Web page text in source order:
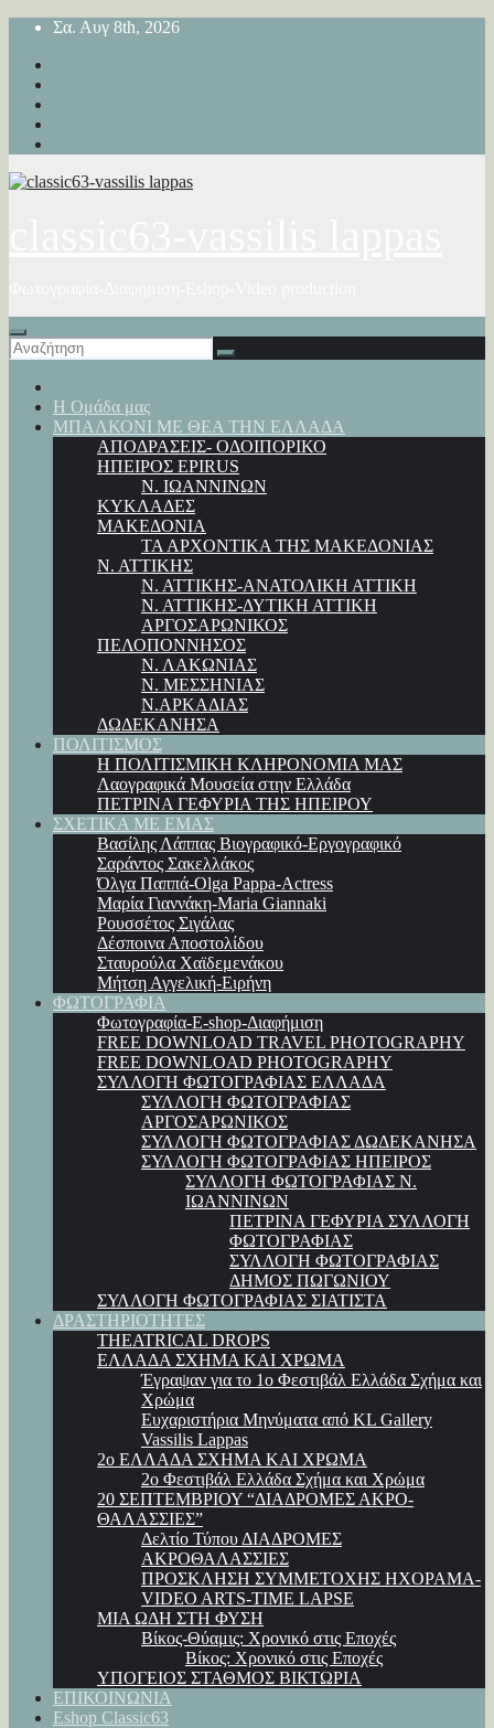
Μετάβαση
περιεχόμενο
Σα. Αυγ 8th, 2026
Η Ομάδα μας
ΜΠΑΛΚΟΝΙ ΜΕ ΘΕΑ ΤΗΝ ΕΛΛΑΔΑ
ΑΠΟΔΡΑΣΕΙΣ- ΟΔΟΙΠΟΡΙΚΟ
ΗΠΕΙΡΟΣ EPIRUS
Ν. ΙΩΑΝΝΙΝΩΝ
ΚΥΚΛΑΔΕΣ
ΜΑΚΕΔΟΝΙΑ
ΤΑ ΑΡΧΟΝΤΙΚΑ ΤΗΣ ΜΑΚΕΔΟΝΙΑΣ
Ν. ΑΤΤΙΚΗΣ
Ν. ΑΤΤΙΚΗΣ-ΑΝΑΤΟΛΙΚΗ ΑΤΤΙΚΗ
Ν. ΑΤΤΙΚΗΣ-ΔΥΤΙΚΗ ΑΤΤΙΚΗ
ΑΡΓΟΣΑΡΩΝΙΚΟΣ
ΠΕΛΟΠΟΝΝΗΣΟΣ
Ν. ΛΑΚΩΝΙΑΣ
Ν. ΜΕΣΣΗΝΙΑΣ
Ν.ΑΡΚΑΔΙΑΣ
ΔΩΔΕΚΑΝΗΣΑ
ΠΟΛΙΤΙΣΜΟΣ
Η ΠΟΛΙΤΙΣΜΙΚΗ ΚΛΗΡΟΝΟΜΙΑ ΜΑΣ
Λαογραφικά Μουσεία στην Ελλάδα
ΠΕΤΡΙΝΑ ΓΕΦΥΡΙΑ ΤΗΣ ΗΠΕΙΡΟΥ
ΣΧΕΤΙΚΑ ΜΕ ΕΜΑΣ
Βασίλης Λάππας Βιογραφικό-Εργογραφικό
Σαράντος Σακελλάκος
Όλγα Παππά-Olga Pappa-Αctress
Μαρία Γιαννάκη-Maria Giannaki
Ρουσσέτος Σιγάλας
Δέσποινα Αποστολίδου
Σταυρούλα Χαϊδεμενάκου
Μήτση Αγγελική-Ειρήνη
ΦΩΤΟΓΡΑΦΙΑ
Φωτογραφία-E-shop-Διαφήμιση
FREE DOWNLOAD TRAVEL PHOTOGRAPHY
FREE DOWNLOAD PHOTOGRAPHY
ΣΥΛΛΟΓΗ ΦΩΤΟΓΡΑΦΙΑΣ ΕΛΛΑΔΑ
ΣΥΛΛΟΓΗ ΦΩΤΟΓΡΑΦΙΑΣ
ΑΡΓΟΣΑΡΩΝΙΚΟΣ
ΣΥΛΛΟΓΗ ΦΩΤΟΓΡΑΦΙΑΣ ΔΩΔΕΚΑΝΗΣΑ
ΣΥΛΛΟΓΗ ΦΩΤΟΓΡΑΦΙΑΣ ΗΠΕΙΡΟΣ
ΣΥΛΛΟΓΗ ΦΩΤΟΓΡΑΦΙΑΣ Ν.
ΙΩΑΝΝΙΝΩΝ
ΠΕΤΡΙΝΑ ΓΕΦΥΡΙΑ ΣΥΛΛΟΓΗ
ΦΩΤΟΓΡΑΦΙΑΣ
ΣΥΛΛΟΓΗ ΦΩΤΟΓΡΑΦΙΑΣ
ΔΗΜΟΣ ΠΩΓΩΝΙΟΥ
ΣΥΛΛΟΓΗ ΦΩΤΟΓΡΑΦΙΑΣ ΣΙΑΤΙΣΤΑ
ΔΡΑΣΤΗΡΙΟΤΗΤΕΣ
THEATRICAL DROPS
ΕΛΛΑΔΑ ΣΧΗΜΑ ΚΑΙ ΧΡΩΜΑ
Έγραψαν για το 1ο Φεστιβάλ Ελλάδα Σχήμα και
Χρώμα
Ευχαριστήρια Μηνύματα από KL Gallery
Vassilis Lappas
2ο ΕΛΛΑΔΑ ΣΧΗΜΑ ΚΑΙ ΧΡΩΜΑ
2ο Φεστιβάλ Ελλάδα Σχήμα και Χρώμα
20 ΣΕΠΤΕΜΒΡΙΟΥ “ΔΙΑΔΡΟΜΕΣ ΑΚΡΟ-
ΘΑΛΑΣΣΙΕΣ”
Δελτίο Τύπου ΔΙΑΔΡΟΜΕΣ
ΑΚΡΟΘΑΛΑΣΣΙΕΣ
ΠΡΟΣΚΛΗΣΗ ΣΥΜΜΕΤΟΧΗΣ ΗΧΟΡΑΜΑ-
VIDEO ARTS-TIME LAPSE
ΜΙΑ ΩΔΗ ΣΤΗ ΦΥΣΗ
Βίκος-Θύαμις: Χρονικό στις Εποχές
Βίκος: Χρονικό στις Εποχές
ΥΠΟΓΕΙΟΣ ΣΤΑΘΜΟΣ ΒΙΚΤΩΡΙΑ
ΕΠΙΚΟΙΝΩΝΙΑ
Eshop Classic63